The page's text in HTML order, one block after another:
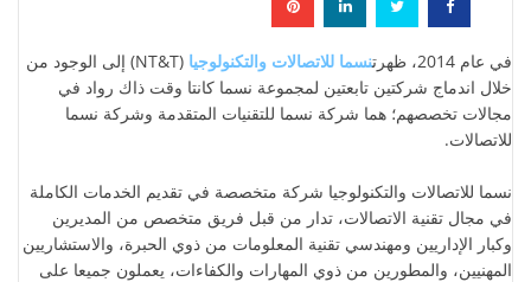
في عام 2014، ظهرت نسما للاتصالات والتكنولوجيا
(NT&T) إلى الوجود من
خلال اندماج شركتين تابعتين لمجموعة نسما كانتا وقت ذاك رواد في
مجالات تخصصهم؛ هما شركة نسما للتقنيات المتقدمة وشركة نسما
للاتصالات.
نسما للاتصالات والتكنولوجيا شركة متخصصة في تقديم الخدمات الكاملة
في مجال تقنية الاتصالات، تدار من قبل فريق متخصص من المديرين
وكبار الإداريين ومهندسي تقنية المعلومات من ذوي الحبرة، والاستشاريين
المهنيين، والمطورين من ذوي المهارات والكفاءات، يعملون جميعا على